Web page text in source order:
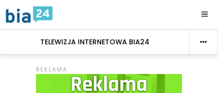
TELEWIZJA INTERNETOWA BIA24